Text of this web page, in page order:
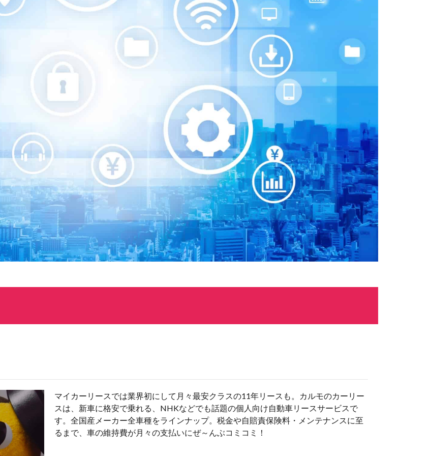
マイカーリースでは業界初にして月々最安クラスの11年リースも。カルモのカーリー
スは、新車に格安で乗れる、NHKなどでも話題の個人向け自動車リースサービスで
す。全国産メーカー全車種をラインナップ。税金や自賠責保険料・メンテナンスに至
るまで、車の維持費が月々の支払いにぜ～んぶコミコミ！